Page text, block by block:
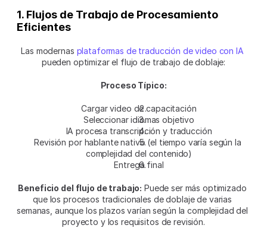
1. Flujos de Trabajo de Procesamiento
Eficientes
Las modernas plataformas de traducción de video con IA
pueden optimizar el flujo de trabajo de doblaje:
Proceso Típico:
Cargar video de capacitación
Seleccionar idiomas objetivo
IA procesa transcripción y traducción
Revisión por hablante nativo (el tiempo varía según la
complejidad del contenido)
Entrega final
Beneficio del flujo de trabajo: Puede ser más optimizado
que los procesos tradicionales de doblaje de varias
semanas, aunque los plazos varían según la complejidad del
proyecto y los requisitos de revisión.